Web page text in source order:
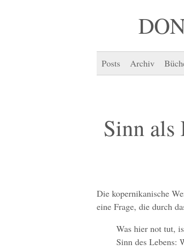
Posts Archiv
Sinn als
Die kopernikanische
eine Frage, die durch
Was hier not tut,
Sinn des Lebens: